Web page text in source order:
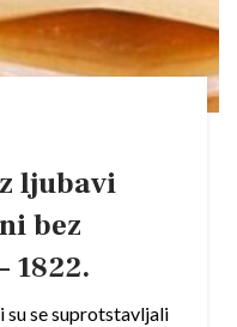
ljubavi
bez
1822.
su se suprotstavljali